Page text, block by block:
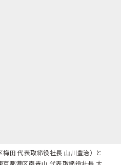
田 代表取締役社長 山川豊治）と
都港区南青山 代表取締役社長 大